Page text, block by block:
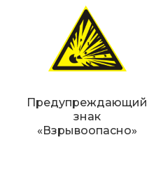
Предупреждающий
знак
«Взрывоопасно»